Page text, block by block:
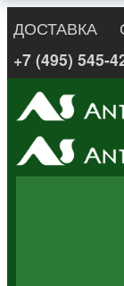
ДОСТАВКА
+7 (495) 545-